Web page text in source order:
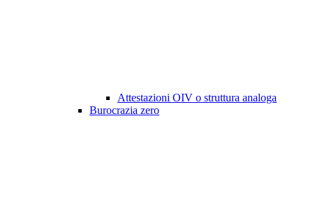
Attestazioni OIV o struttura analoga
Burocrazia zero